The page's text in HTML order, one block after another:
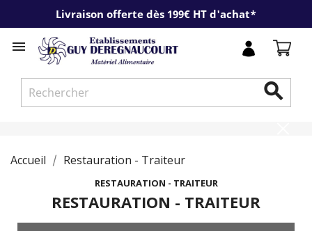
Livraison offerte dès 199€ HT d'achat*


Accueil Restauration - Traiteur
RESTAURATION - TRAITEUR
RESTAURATION - TRAITEUR